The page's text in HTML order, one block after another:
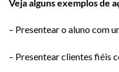
Veja alguns exemplos de
– Presentear o aluno com
– Presentear clientes fiéis